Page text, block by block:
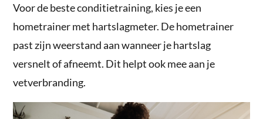
Voor de beste conditietraining, kies je een
hometrainer met hartslagmeter. De hometrainer
past zijn weerstand aan wanneer je hartslag
versnelt of afneemt. Dit helpt ook mee aan je
vetverbranding.